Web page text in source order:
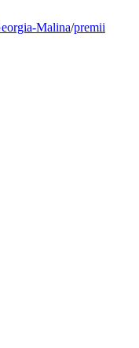
Malina/premii